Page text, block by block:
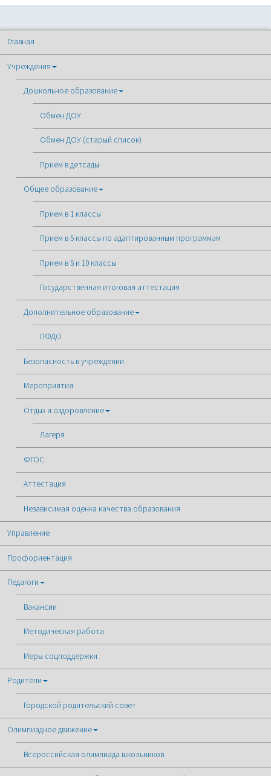
Главная
Учреждения
Дошкольное образование
Обмен ДОУ
Обмен ДОУ (старый список)
Прием в детсады
Общее образование
Прием в 1 классы
Прием в 5 классы по адаптированным программам
Прием в 5 и 10 классы
Государственная итоговая аттестация
Дополнительное образование
ПФДО
Безопасность в учреждении
Мероприятия
Отдых и оздоровление
Лагеря
ФГОС
Аттестация
Независимая оценка качества образования
Управление
Профориентация
Педагоги
Вакансии
Методическая работа
Меры соцподдержки
Родители
Городской родительский совет
Олимпиадное движение
Всероссийская олимпиада школьников